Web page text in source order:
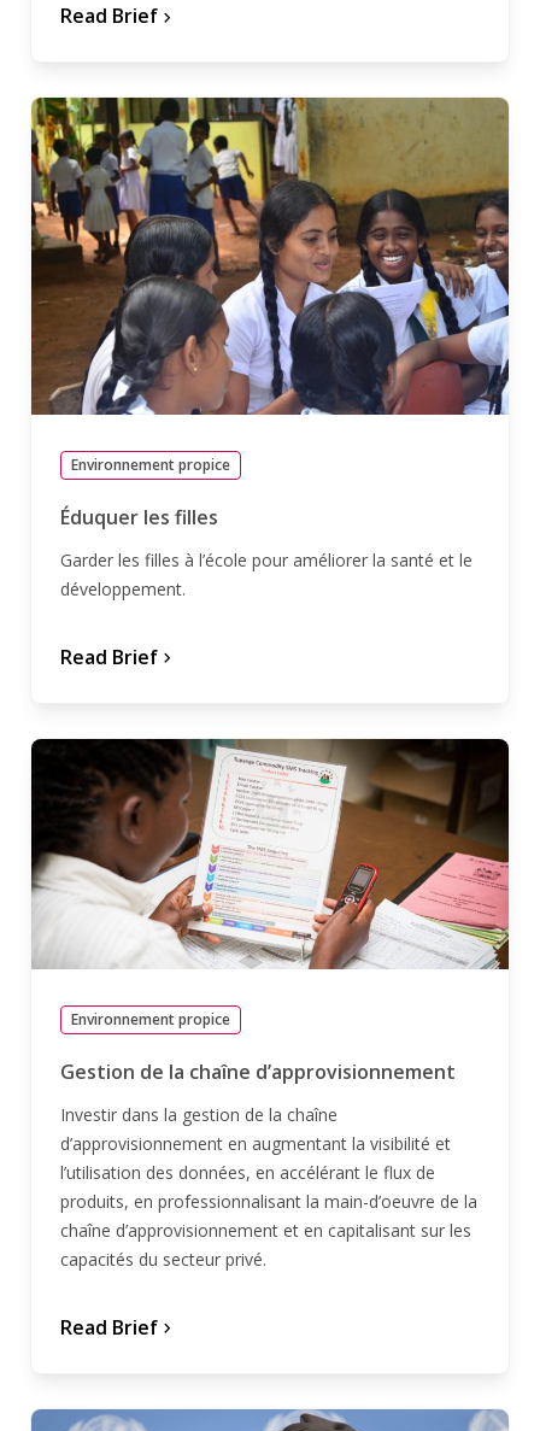
Read Brief chevron_forward
Environnement propice
Éduquer les filles
Garder les filles à l’école pour améliorer la santé et le
développement.
Read Brief chevron_forward
Environnement propice
Gestion de la chaîne d’approvisionnement
Investir dans la gestion de la chaîne
d’approvisionnement en augmentant la visibilité et
l’utilisation des données, en accélérant le flux de
produits, en professionnalisant la main-d’oeuvre de la
chaîne d’approvisionnement et en capitalisant sur les
capacités du secteur privé.
Read Brief chevron_forward